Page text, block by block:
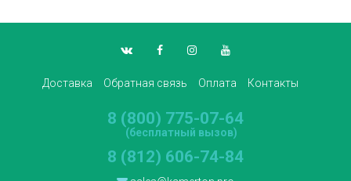
Доставка Обратная связь Оплата Контакты
8 (800) 775-07-64
(бесплатный вызов)
8 (812) 606-74-84